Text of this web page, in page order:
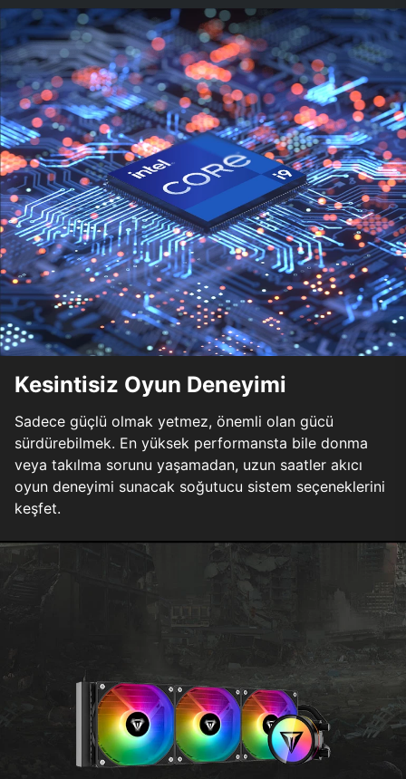
Kesintisiz Oyun Deneyimi
Sadece güçlü olmak yetmez, önemli olan gücü
sürdürebilmek. En yüksek performansta bile donma
veya takılma sorunu yaşamadan, uzun saatler akıcı
oyun deneyimi sunacak soğutucu sistem seçeneklerini
keşfet.